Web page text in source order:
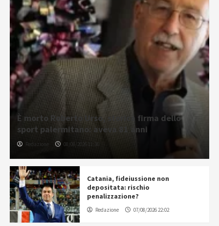
È morto Roberto Urso, storica firma dello
sport palermitano: aveva 81 anni
Redazione 08/08/2026 11:36
Catania, fideiussione non
depositata: rischio
penalizzazione?
Redazione 07/08/2026 22:02